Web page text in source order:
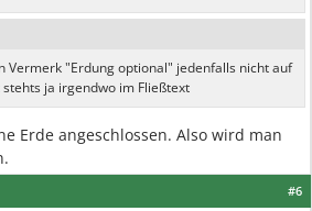
Vermerk "Erdung optional" jedenfalls nicht auf
ja irgendwo im Fließtext
Erde angeschlossen. Also wird man
#6